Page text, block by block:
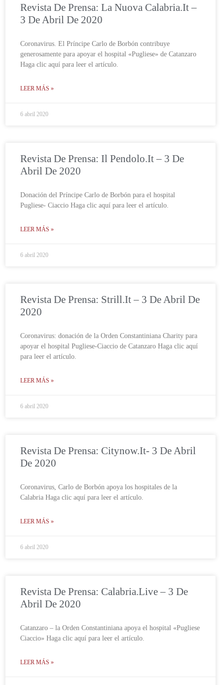
Revista De Prensa: La Nuova Calabria.it –
3 De Abril De 2020
Coronavirus. El Príncipe Carlo de Borbón contribuye
generosamente para apoyar el hospital «Pugliese» de Catanzaro
Haga clic aquí para leer el artículo.
LEER MÁS »
6 abril 2020
Revista De Prensa: Il Pendolo.it – 3 De
Abril De 2020
Donación del Príncipe Carlo de Borbón para el hospital
Pugliese- Ciaccio Haga clic aquí para leer el artículo.
LEER MÁS »
6 abril 2020
Revista De Prensa: Strill.it – 3 De Abril De
2020
Coronavirus: donación de la Orden Constantiniana Charity para
apoyar el hospital Pugliese-Ciaccio de Catanzaro Haga clic aquí
para leer el artículo.
LEER MÁS »
6 abril 2020
Revista De Prensa: Citynow.it- 3 De Abril
De 2020
Coronavirus, Carlo de Borbón apoya los hospitales de la
Calabria Haga clic aquí para leer el artículo.
LEER MÁS »
6 abril 2020
Revista De Prensa: Calabria.live – 3 De
Abril De 2020
Catanzaro – la Orden Constantiniana apoya el hospital «Pugliese
Ciaccio» Haga clic aquí para leer el artículo.
LEER MÁS »